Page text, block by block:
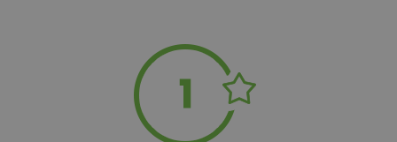
Przydomowa oczyszczalnia
Płyta styropianowa na wymiar